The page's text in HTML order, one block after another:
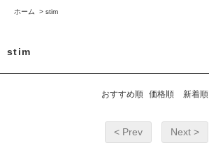
ホーム > stim
stim
おすすめ順 価格順 新着順
< Prev Next >